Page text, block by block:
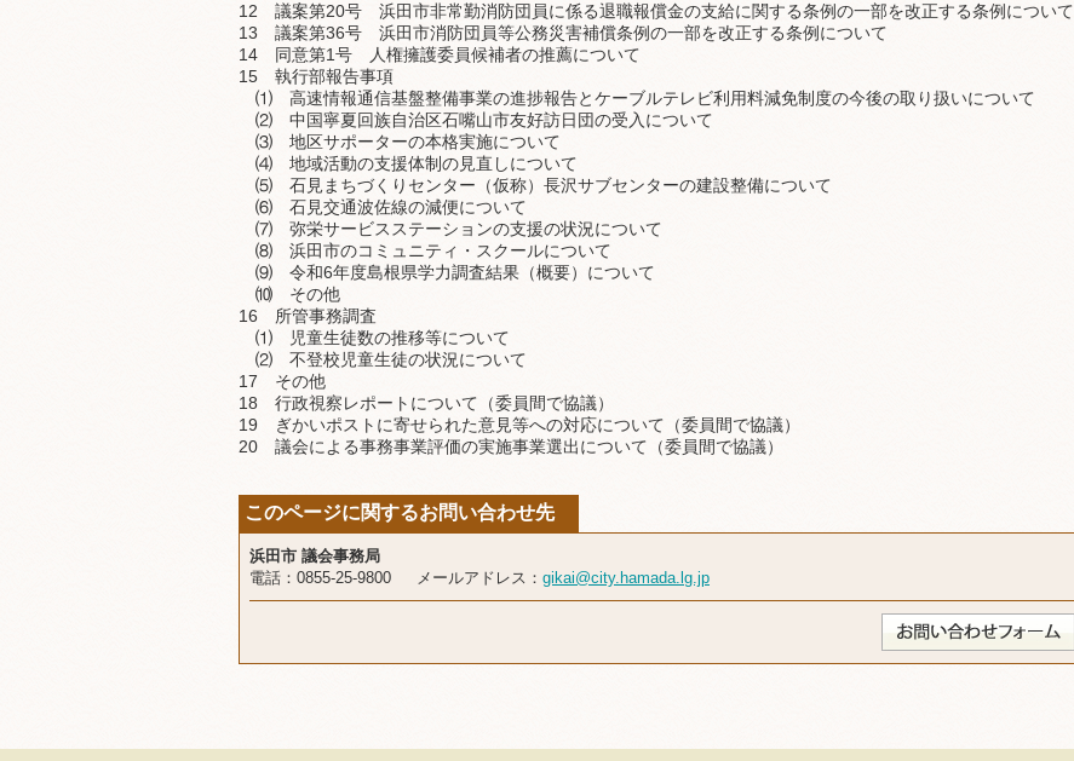
12 議案第20号 浜田市非常勤消防団員に係る退職報償金の支給に関する条例の一部を改正する条例について
13 議案第36号 浜田市消防団員等公務災害補償条例の一部を改正する条例について
14 同意第1号 人権擁護委員候補者の推薦について
15 執行部報告事項
⑴ 高速情報通信基盤整備事業の進捗報告とケーブルテレビ利用料減免制度の今後の取り扱いについて
⑵ 中国寧夏回族自治区石嘴山市友好訪日団の受入について
⑶ 地区サポーターの本格実施について
⑷ 地域活動の支援体制の見直しについて
⑸ 石見まちづくりセンター（仮称）長沢サブセンターの建設整備について
⑹ 石見交通波佐線の減便について
⑺ 弥栄サービスステーションの支援の状況について
⑻ 浜田市のコミュニティ・スクールについて
⑼ 令和6年度島根県学力調査結果（概要）について
⑽ その他
16 所管事務調査
⑴ 児童生徒数の推移等について
⑵ 不登校児童生徒の状況について
17 その他
18 行政視察レポートについて（委員間で協議）
19 ぎかいポストに寄せられた意見等への対応について（委員間で協議）
20 議会による事務事業評価の実施事業選出について（委員間で協議）
このページに関するお問い合わせ先
浜田市 議会事務局
電話：0855-25-9800 メールアドレス： gikai@city.hamada.lg.jp